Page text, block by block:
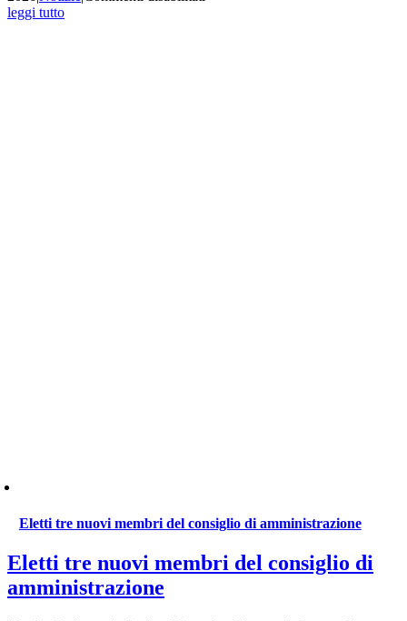
leggi tutto
Eletti tre nuovi membri del consiglio di amministrazione
Eletti tre nuovi membri del consiglio di
amministrazione